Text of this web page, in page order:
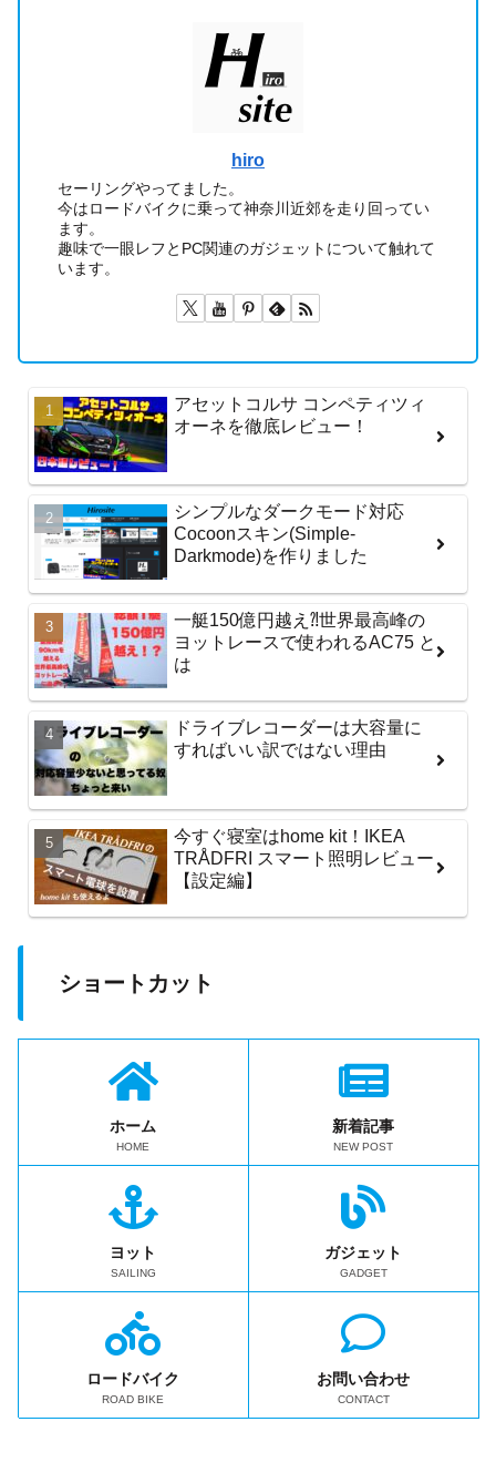
hiro
セーリングやってました。
今はロードバイクに乗って神奈川近郊を走り回ってい
ます。
趣味で一眼レフとPC関連のガジェットについて触れて
います。
アセットコルサ コンペティツィ
オーネを徹底レビュー！
シンプルなダークモード対応
Cocoonスキン(Simple-
Darkmode)を作りました
一艇150億円越え⁈世界最高峰の
ヨットレースで使われるAC75 と
は
ドライブレコーダーは大容量に
すればいい訳ではない理由
今すぐ寝室はhome kit！IKEA
TRÅDFRI スマート照明レビュー
【設定編】
ショートカット
ホーム
HOME
新着記事
NEW POST
ヨット
SAILING
ガジェット
GADGET
ロードバイク
ROAD BIKE
お問い合わせ
CONTACT